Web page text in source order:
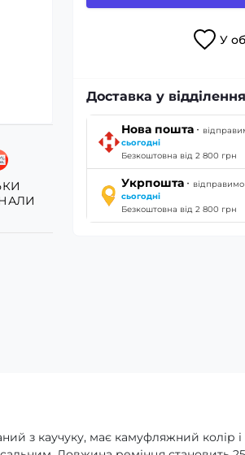
У
Доставка у
Нова пошта ·
сьогодні
Безкоштовна від 2 800 грн
Укрпошта · відправимо
сьогодні
Безкоштовна від 2 800 грн
з каучуку, має камуфляжний колір і